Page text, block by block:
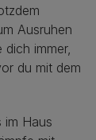
Ausruhen
immer,
du mit dem
im Haus